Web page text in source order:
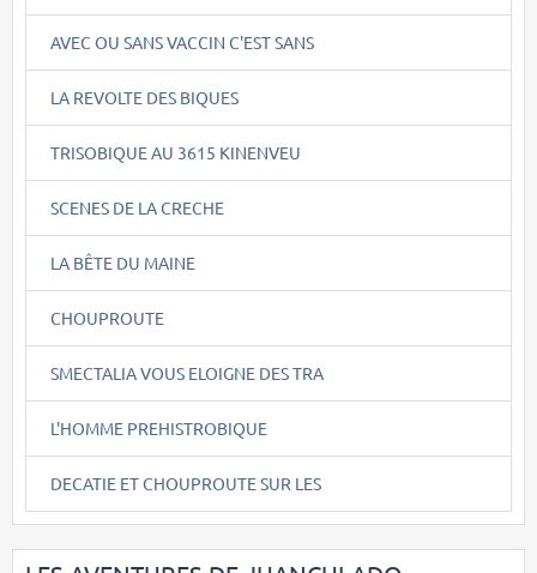
AVEC OU SANS VACCIN C'EST SANS
LA REVOLTE DES BIQUES
TRISOBIQUE AU 3615 KINENVEU
SCENES DE LA CRECHE
LA BÊTE DU MAINE
CHOUPROUTE
SMECTALIA VOUS ELOIGNE DES TRA
L'HOMME PREHISTROBIQUE
DECATIE ET CHOUPROUTE SUR LES